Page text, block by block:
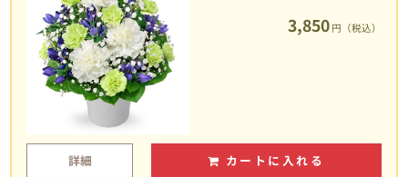
3,850 円（税込）
詳細 カートに入れる